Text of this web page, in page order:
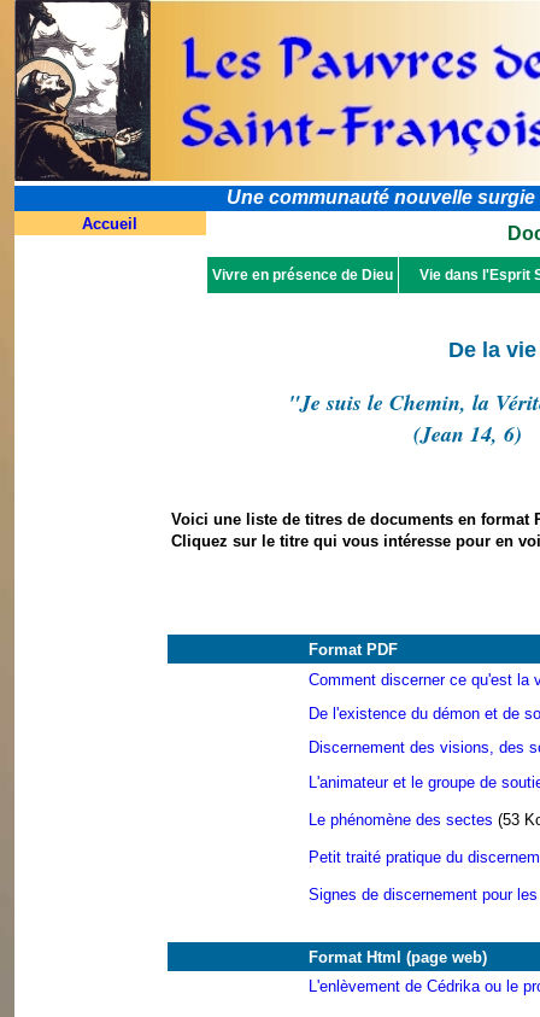
Une communauté nouvelle
Accueil
Vivre en présence de Dieu Vie dans l'Esprit
De la
"Je suis le Chemin, la
(Jean 14, 6)
Voici une liste de titres de documents en format
Cliquez sur le titre qui vous intéresse pour en
Format PDF
Comment discerner ce qu'est la
De l'existence du démon et de
Discernement des visions, des
L'animateur et le groupe de
Le phénomène des sectes (53
Petit traité pratique du
Signes de discernement pour
Format Html (page web)
L'enlèvement de Cédrika ou le